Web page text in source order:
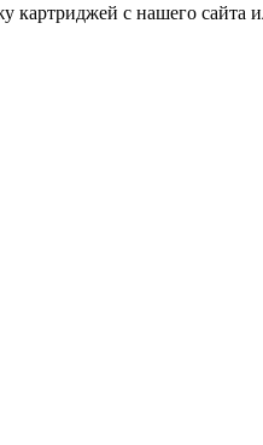
с нашего сайта